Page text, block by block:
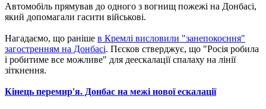
Автомобіль прямував до одного з вогнищ пожежі на Донбасі,
який допомагали гасити військові.
Нагадаємо, що раніше в Кремлі висловили "занепокоєння"
загостренням на Донбасі. Пєсков стверджує, що "Росія робила
і робитиме все можливе" для деескалації спалаху на лінії
зіткнення.
Кінець перемир'я. Донбас на межі нової ескалації